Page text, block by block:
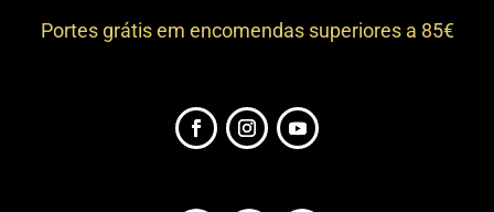
Portes grátis em encomendas superiores a 85€